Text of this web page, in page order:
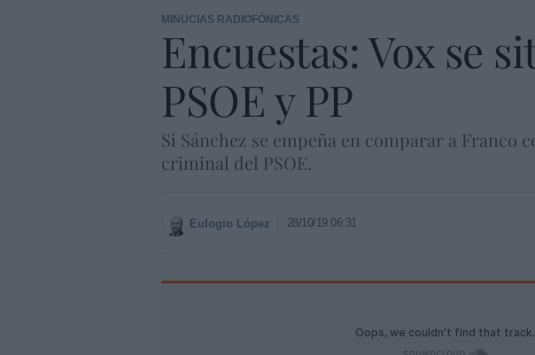
MINUCIAS RADIOFÓNICAS
Encuestas: Vox se
PSOE y PP
Si Sánchez se empeña en comparar a
criminal del PSOE.
Eulogio López 28/10/19 06:31